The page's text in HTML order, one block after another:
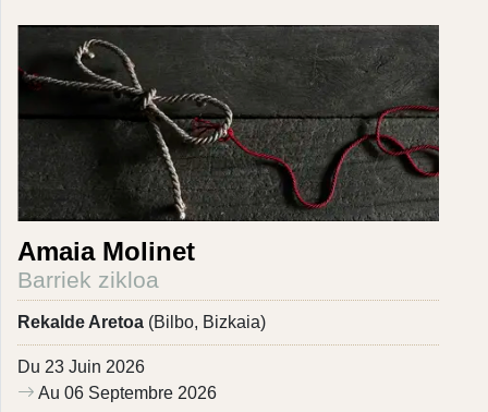
Amaia Molinet
Barriek zikloa
Rekalde Aretoa (Bilbo, Bizkaia)
Du 23 Juin 2026
Au 06 Septembre 2026